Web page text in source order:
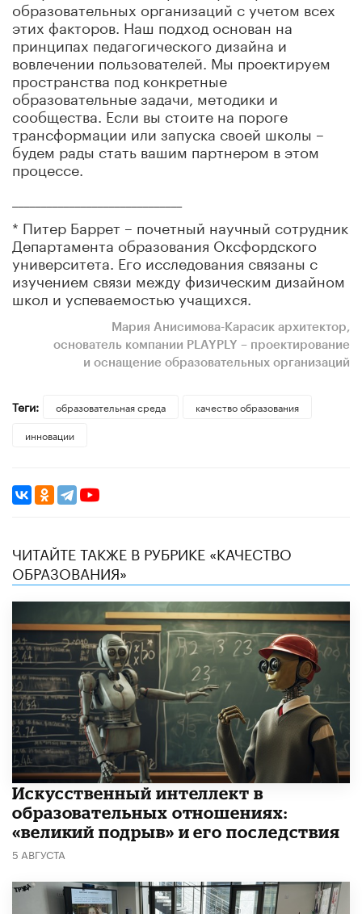
образовательных организаций с учетом всех
этих факторов. Наш подход основан на
принципах педагогического дизайна и
вовлечении пользователей. Мы проектируем
пространства под конкретные
образовательные задачи, методики и
сообщества. Если вы стоите на пороге
трансформации или запуска своей школы –
будем рады стать вашим партнером в этом
процессе.
* Питер Баррет – почетный научный сотрудник
Департамента образования Оксфордского
университета. Его исследования связаны с
изучением связи между физическим дизайном
школ и успеваемостью учащихся.
Мария Анисимова-Карасик архитектор,
основатель компании PLAYPLY – проектирование
и оснащение образовательных организаций
Теги: образовательная среда
качество образования
инновации
ЧИТАЙТЕ ТАКЖЕ В РУБРИКЕ «КАЧЕСТВО
ОБРАЗОВАНИЯ»
​Искусственный интеллект в
образовательных отношениях:
«великий подрыв» и его последствия
5 АВГУСТА